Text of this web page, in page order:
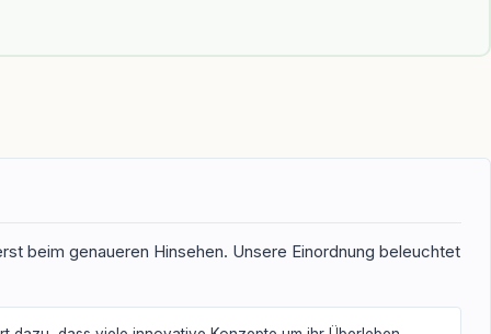
beim genaueren Hinsehen. Unsere Einordnung beleuchtet